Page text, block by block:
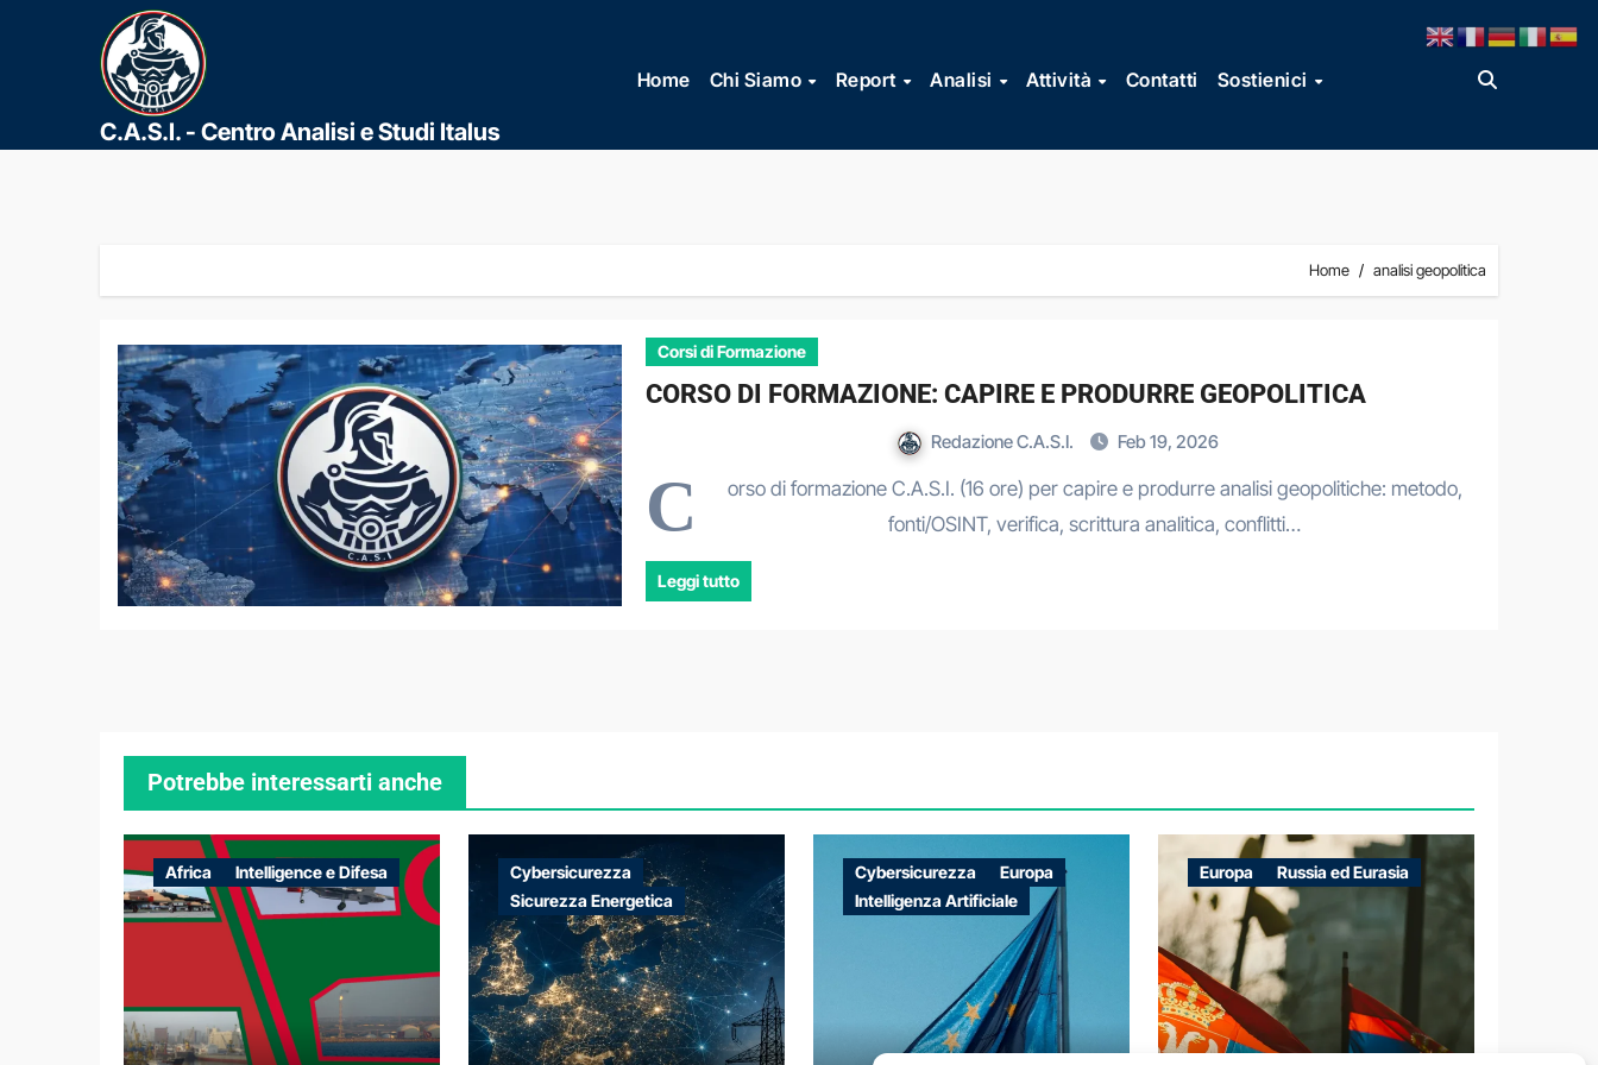
contenuto
C.A.S.I. - Centro Analisi e Studi Italus
Home Chi Siamo Report Analisi Attività Contatti Sostienici
Home analisi geopolitica
Corsi di Formazione
CORSO DI FORMAZIONE: CAPIRE E PRODURRE GEOPOLITICA
Redazione C.A.S.I. Feb 19, 2026
C
orso di formazione C.A.S.I. (16 ore) per capire e produrre analisi geopolitiche: metodo,
fonti/OSINT, verifica, scrittura analitica, conflitti…
Leggi tutto
Potrebbe interessarti anche
Africa Intelligence e Difesa
Cybersicurezza
Sicurezza Energetica
Cybersicurezza
Europa
Intelligenza Artificiale
Europa Russia ed Eurasia